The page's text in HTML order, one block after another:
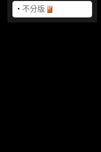
‧ 不分版